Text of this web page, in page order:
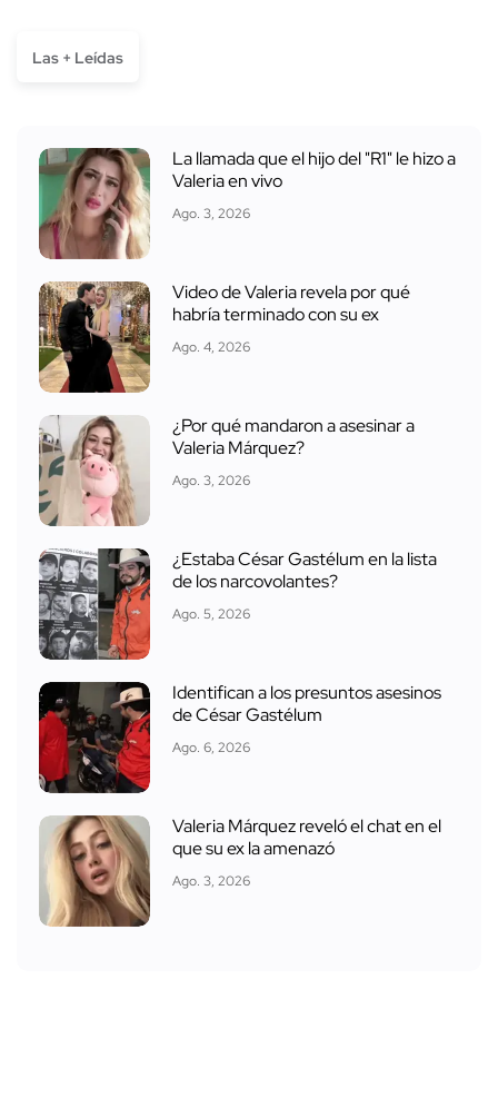
Las + Leídas
La llamada que el hijo del "R1" le hizo a
Valeria en vivo
Ago. 3, 2026
Video de Valeria revela por qué
habría terminado con su ex
Ago. 4, 2026
¿Por qué mandaron a asesinar a
Valeria Márquez?
Ago. 3, 2026
¿Estaba César Gastélum en la lista
de los narcovolantes?
Ago. 5, 2026
Identifican a los presuntos asesinos
de César Gastélum
Ago. 6, 2026
Valeria Márquez reveló el chat en el
que su ex la amenazó
Ago. 3, 2026